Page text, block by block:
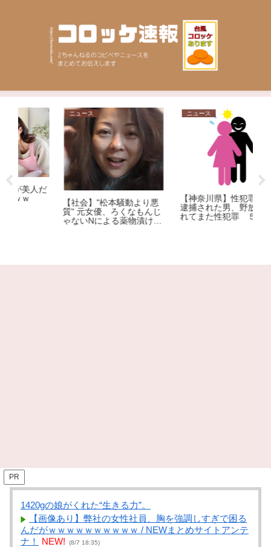
ニュース
【社会】"松本騒動より悪
質" 元女優、ろくなもんじ
ゃないNによる薬物漬けレ
ニュース
【神奈川県】性犯罪で４回
逮捕された男、野放しにさ
れてまた性犯罪 ５回目の
逮捕
【
PR
1420gの娘がくれた“生きる力”。
【画像あり】弊社の女性社員、胸を強調しすぎで困る
んだがｗｗｗｗｗｗｗｗｗｗ / NEWまとめサイトアンテ
ナ！
NEW! (8/7 18:35)